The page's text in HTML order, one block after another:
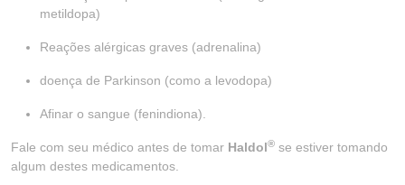
metildopa)
Reações alérgicas graves (adrenalina)
doença de Parkinson (como a levodopa)
Afinar o sangue (fenindiona).
Fale com seu médico antes de tomar Haldol® se estiver tomando
algum destes medicamentos.